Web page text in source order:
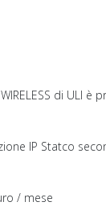
di ULI è
IP Statco
/ mese